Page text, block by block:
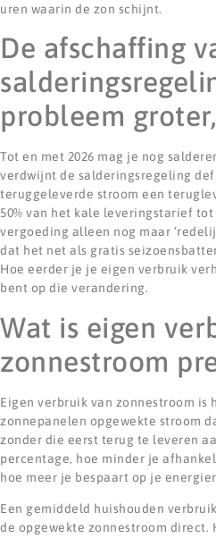
uren waarin de zon schijnt.
De afschaffing
probleem
Tot en met 2026 mag je nog
verdwijnt de salderingsregeling
teruggeleverde stroom een
50% van het kale leveringstarief tot
vergoeding alleen nog maar
dat het net als gratis
Hoe eerder je je eigen verbruik
bent op die verandering.
Wat is eigen
zonnestroom
Eigen verbruik van zonnestroom is
zonnepanelen opgewekte stroom
zonder die eerst terug te leveren
percentage, hoe minder je
hoe meer je bespaart op je
Een gemiddeld huishouden
de opgewekte zonnestroom direct.